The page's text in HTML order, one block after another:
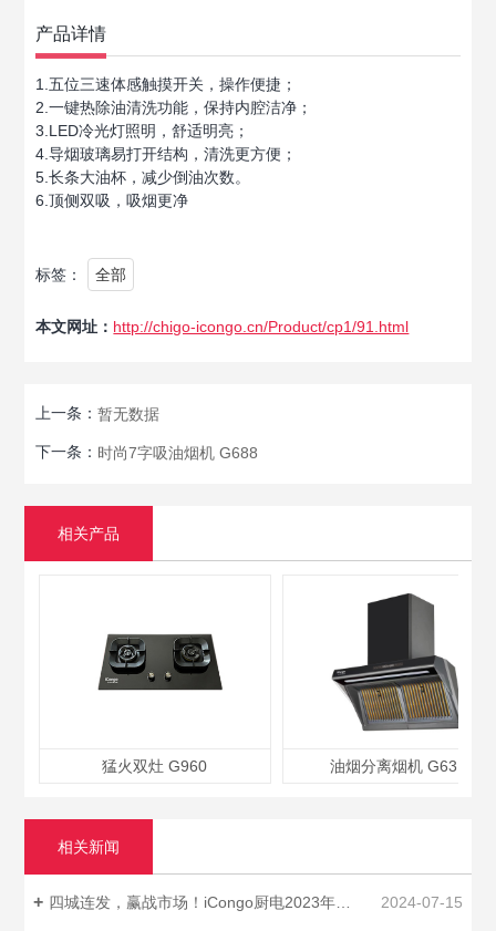
产品详情
1.五位三速体感触摸开关，操作便捷；
2.一键热除油清洗功能，保持内腔洁净；
3.LED冷光灯照明，舒适明亮；
4.导烟玻璃易打开结构，清洗更方便；
5.长条大油杯，减少倒油次数。
6.顶侧双吸，吸烟更净
标签： 全部
本文网址： http://chigo-icongo.cn/Product/cp1/91.html
上一条：暂无数据
下一条： 时尚7字吸油烟机 G688
相关产品
猛火双灶 G960 油烟分离烟机 G631
相关新闻
四城连发，赢战市场！iCongo厨电2023年四川区域品牌启动招商会圆满落幕！ 2024-07-15